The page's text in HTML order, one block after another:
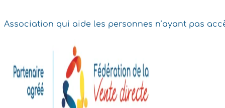
Association qui aide les personnes n’ayant pas